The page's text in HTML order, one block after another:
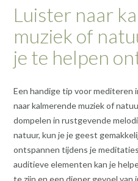
Luister naar
muziek of
je te helpen
Een handige tip voor mediteren
naar kalmerende muziek of
dompelen in rustgevende
natuur, kun je je geest
ontspannen tijdens je
auditieve elementen kan je
te zijn en een dieper gevoel